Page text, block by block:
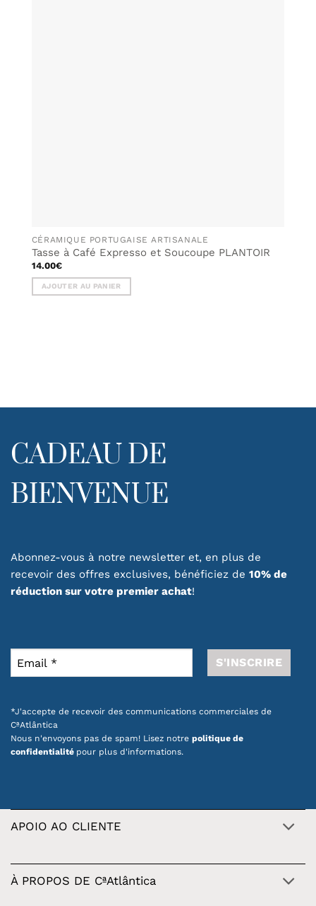
CÉRAMIQUE PORTUGAISE ARTISANALE
Tasse à Café Expresso et Soucoupe PLANTOIR
14.00€
AJOUTER AU PANIER
CADEAU DE
BIENVENUE
Abonnez-vous à notre newsletter et, en plus de
recevoir des offres exclusives, bénéficiez de 10% de
réduction sur votre premier achat!
*J'accepte de recevoir des communications commerciales de
CªAtlântica
Nous n'envoyons pas de spam! Lisez notre politique de
confidentialité pour plus d'informations.
APOIO AO CLIENTE
À PROPOS DE CªAtlântica